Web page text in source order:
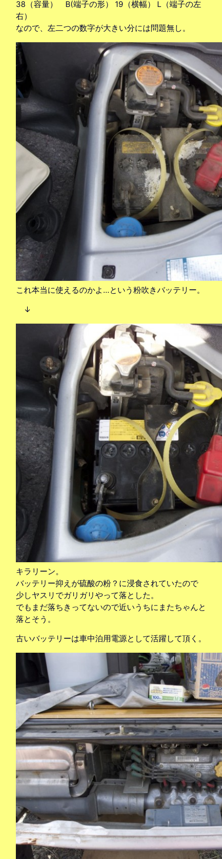
38（容量） B(端子の形） 19（横幅） L（端子の左
右）
なので、左二つの数字が大きい分には問題無し。
これ本当に使えるのかよ…という粉吹きバッテリー。
↓
キラリーン。
バッテリー抑えが硫酸の粉？に浸食されていたので
少しヤスリでガリガリやって落とした。
でもまだ落ちきってないので近いうちにまたちゃんと
落とそう。
古いバッテリーは車中泊用電源として活躍して頂く。